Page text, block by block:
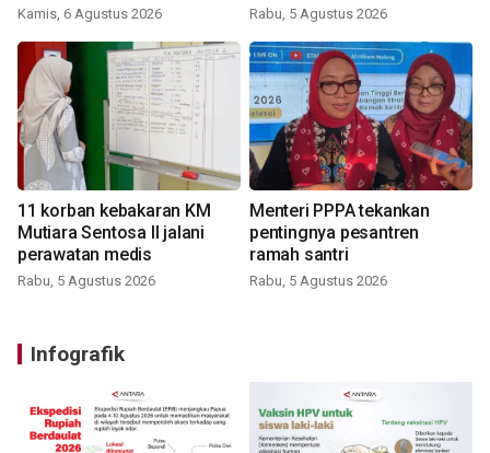
Kamis, 6 Agustus 2026 Rabu, 5 Agustus 2026
11 korban kebakaran KM
Mutiara Sentosa II jalani
perawatan medis
Rabu, 5 Agustus 2026
Menteri PPPA tekankan
pentingnya pesantren
ramah santri
Rabu, 5 Agustus 2026
Infografik